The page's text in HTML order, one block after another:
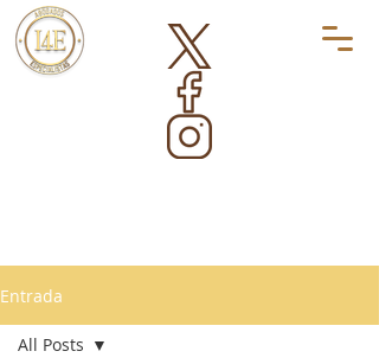
Entrada
All Posts